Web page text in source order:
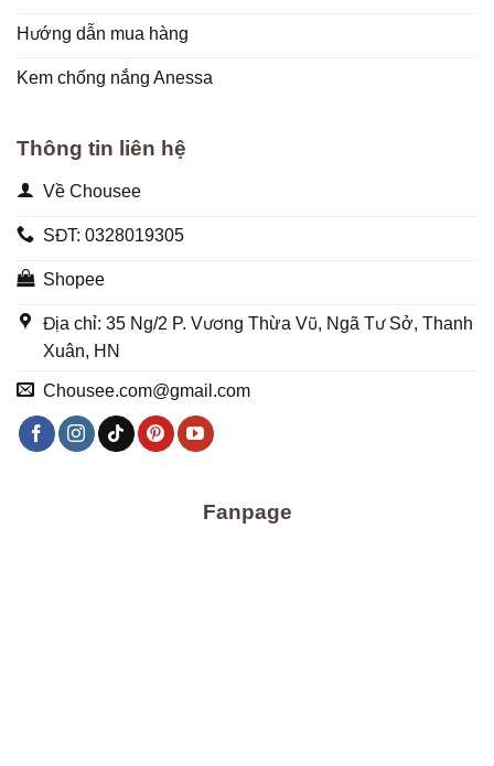
Hướng dẫn mua hàng
Kem chống nắng Anessa
Thông tin liên hệ
Về Chousee
SĐT: 0328019305
Shopee
Địa chỉ: 35 Ng/2 P. Vương Thừa Vũ, Ngã Tư Sở, Thanh
Xuân, HN
Chousee.com@gmail.com
Fanpage